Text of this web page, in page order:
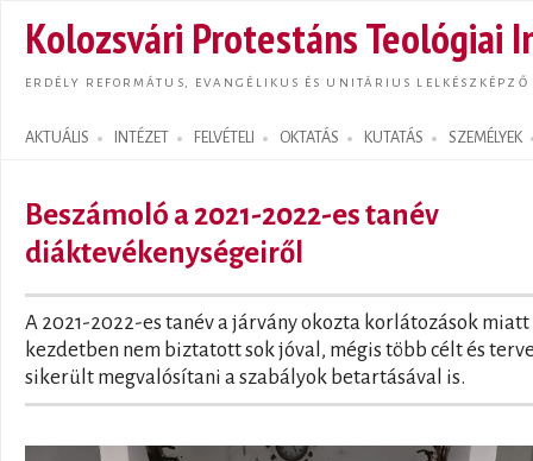
Kolozsvári Protestáns Teológiai
ERDÉLY REFORMÁTUS, EVANGÉLIKUS ÉS UNITÁRIUS LELKÉSZKÉPZŐ
AKTUÁLIS INTÉZET FELVÉTELI OKTATÁS KUTATÁS SZEMÉLYEK
Search form
Beszámoló a 2021-2022-es tanév
diáktevékenységeiről
A 2021-2022-es tanév a járvány okozta korlátozások miatt
kezdetben nem biztatott sok jóval, mégis több célt és
sikerült megvalósítani a szabályok betartásával is.